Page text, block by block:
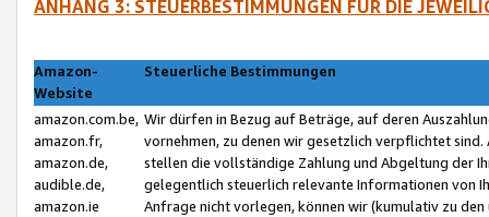
ANHANG 3: STEUERBESTIMMUNGEN FÜR DIE
Amazon-
Website
Steuerliche Bestimmungen
amazon.com.be,
amazon.fr,
amazon.de,
audible.de,
amazon.ie
Wir dürfen in Bezug auf Beträge, auf deren
vornehmen, zu denen wir gesetzlich verpflichtet
stellen die vollständige Zahlung und Abgeltung der
gelegentlich steuerlich relevante Informationen von
Anfrage nicht vorlegen, können wir (kumulativ zu